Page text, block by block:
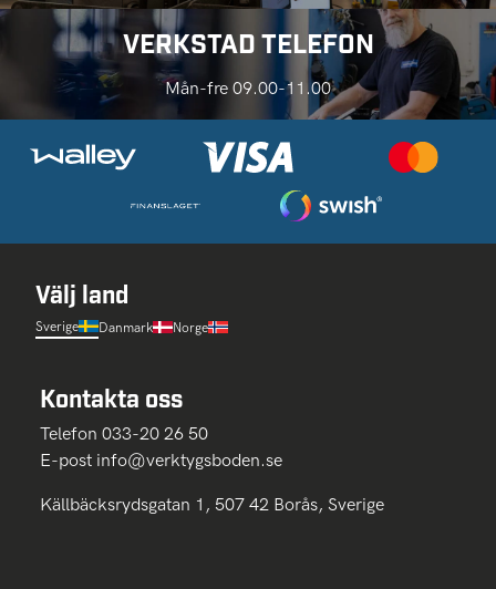
VERKSTAD TELEFON
Mån-fre 09.00-11.00
Välj land
Sverige Danmark Norge
Kontakta oss
Telefon 033-20 26 50
E-post info@verktygsboden.se
Källbäcksrydsgatan 1, 507 42 Borås, Sverige